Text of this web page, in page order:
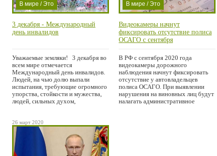
В мире / Это
важно /
Проишествие
3 декабря - Международный
день инвалидов
Уважаемые земляки! 3 декабря во
всем мире отмечается
Международный день инвалидов.
Людей, на чью долю выпали
испытания, требующие огромного
упорства, стойкости и мужества,
людей, сильных духом,
В мире / Это
важно /
Проишествие
Видеокамеры начнут
фиксировать отсутствие полиса
ОСАГО с сентября
В РФ с сентября 2020 года
видеокамеры дорожного
наблюдения начнут фиксировать
отсутствие у автовладельцев
полиса ОСАГО. При выявлении
нарушения на виновных лиц будут
налагать административное
26 март 2020